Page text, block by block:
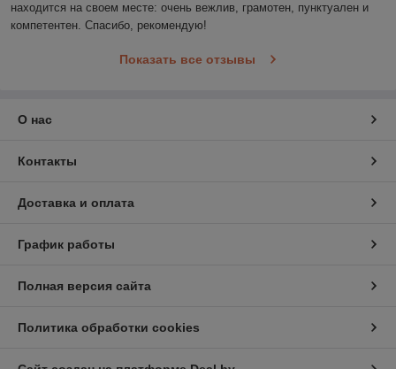
находится на своем месте: очень вежлив, грамотен, пунктуален и
компетентен. Спасибо, рекомендую!
Показать все отзывы
О нас
Контакты
Доставка и оплата
График работы
Полная версия сайта
Политика обработки cookies